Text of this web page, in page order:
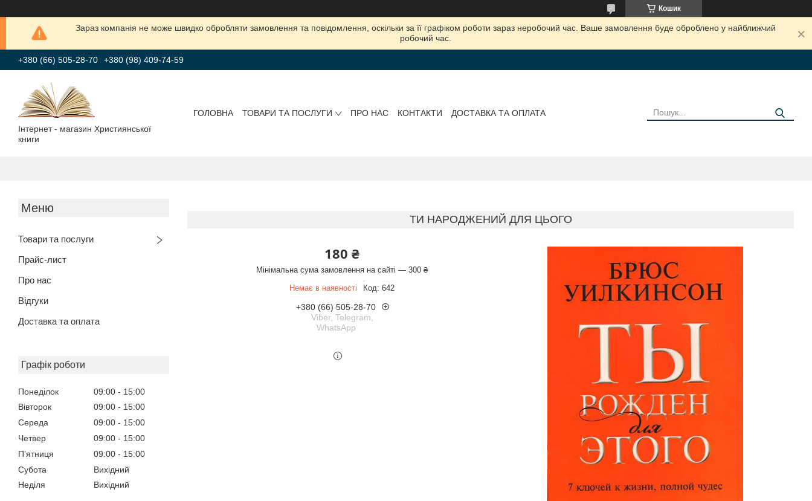
Кошик
Зараз компанія не може швидко обробляти замовлення та повідомлення, оскільки за її графіком роботи зараз неробочий час. Ваше замовлення буде оброблено у найближчий
робочий час.
+380 (66) 505-28-70 +380 (98) 409-74-59
Інтернет - магазин Християнської
книги
ГОЛОВНА ТОВАРИ ТА ПОСЛУГИ ПРО НАС КОНТАКТИ ДОСТАВКА ТА ОПЛАТА
Товари та послуги
Прайс-лист
Про нас
Відгуки
Доставка та оплата
Графік роботи
Понеділок 09:00
15:00
Вівторок
09:00
15:00
Середа
09:00
15:00
Четвер
09:00
15:00
Пʼятниця
09:00
15:00
Субота
Вихідний
Неділя
Вихідний
ТИ НАРОДЖЕНИЙ ДЛЯ ЦЬОГО
180 ₴
Мінімальна сума замовлення на сайті — 300 ₴
Немає в наявності
Код: 642
+380 (66) 505-28-70
Viber, Telegram,
WhatsApp